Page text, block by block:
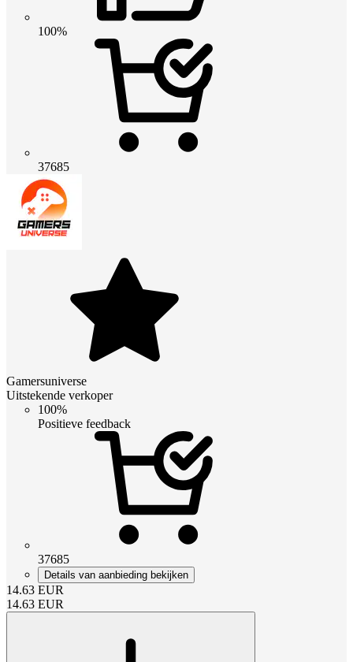
100%
37685
Gamersuniverse
Uitstekende verkoper
100%
Positieve feedback
37685
Details van aanbieding bekijken
14.63 EUR
14.63 EUR